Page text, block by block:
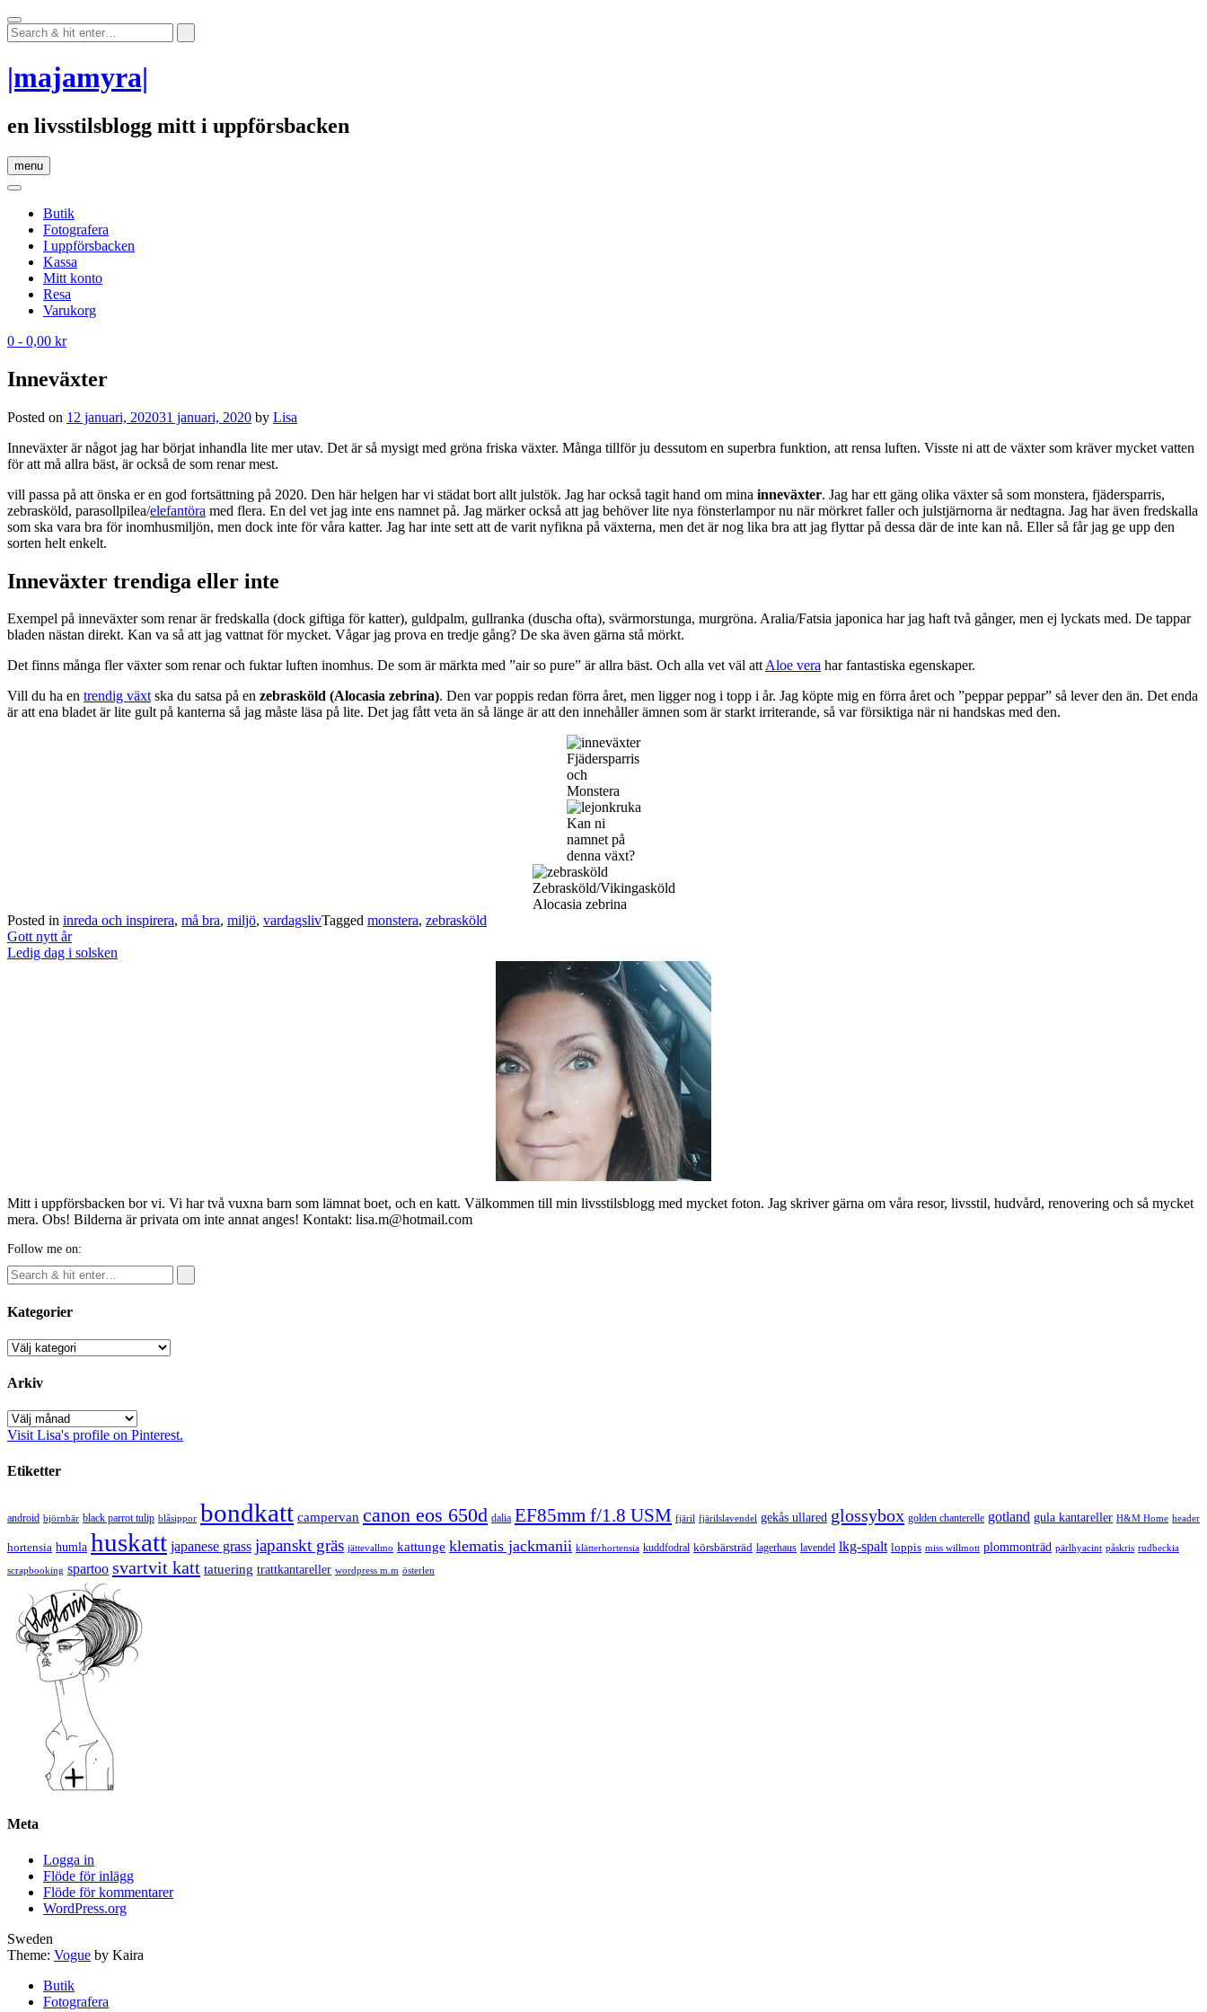
Skip
to
content
|majamyra|
en livsstilsblogg mitt i uppförsbacken
menu
Butik
Fotografera
I uppförsbacken
Kassa
Mitt konto
Resa
Varukorg
0 - 0,00 kr
Inneväxter
Posted on 12 januari, 202031 januari, 2020 by Lisa
Inneväxter är något jag har börjat inhandla lite mer utav. Det är så mysigt med gröna friska växter. Många tillför ju dessutom en superbra funktion, att rensa luften. Visste ni att de växter som kräver mycket vatten
för att må allra bäst, är också de som renar mest.
vill passa på att önska er en god fortsättning på 2020. Den här helgen har vi städat bort allt julstök. Jag har också tagit hand om mina inneväxter. Jag har ett gäng olika växter så som monstera, fjädersparris,
zebrasköld, parasollpilea/elefantöra med flera. En del vet jag inte ens namnet på. Jag märker också att jag behöver lite nya fönsterlampor nu när mörkret faller och julstjärnorna är nedtagna. Jag har även fredskalla
som ska vara bra för inomhusmiljön, men dock inte för våra katter. Jag har inte sett att de varit nyfikna på växterna, men det är nog lika bra att jag flyttar på dessa där de inte kan nå. Eller så får jag ge upp den
sorten helt enkelt.
Inneväxter trendiga eller inte
Exempel på inneväxter som renar är fredskalla (dock giftiga för katter), guldpalm, gullranka (duscha ofta), svärmorstunga, murgröna. Aralia/Fatsia japonica har jag haft två gånger, men ej lyckats med. De tappar
bladen nästan direkt. Kan va så att jag vattnat för mycket. Vågar jag prova en tredje gång? De ska även gärna stå mörkt.
Det finns många fler växter som renar och fuktar luften inomhus. De som är märkta med ”air so pure” är allra bäst. Och alla vet väl attAloe vera har fantastiska egenskaper.
Vill du ha en trendig växtska du satsa på en zebrasköld (Alocasia zebrina). Den var poppis redan förra året, men ligger nog i topp i år. Jag köpte mig en förra året och ”peppar peppar” så lever den än. Det enda
är att ena bladet är lite gult på kanterna så jag måste läsa på lite. Det jag fått veta än så länge är att den innehåller ämnen som är starkt irriterande, så var försiktiga när ni handskas med den.
Fjädersparris
och
Monstera
Kan ni
namnet på
denna växt?
Zebrasköld/Vikingasköld
Alocasia zebrina
Posted in inreda och inspirera, må bra, miljö, vardagslivTagged monstera, zebrasköld
Post
navigation
Gott nytt år
Ledig dag i solsken
Mitt i uppförsbacken bor vi. Vi har två vuxna barn som lämnat boet, och en katt. Välkommen till min livsstilsblogg med mycket foton. Jag skriver gärna om våra resor, livsstil, hudvård, renovering och så mycket
mera. Obs! Bilderna är privata om inte annat anges! Kontakt: lisa.m@hotmail.com
Follow me on:
Kategorier
Kategorier
Arkiv
Arkiv
Visit Lisa's profile on Pinterest.
Etiketter
android björnbär black parrot tulip blåsippor bondkatt campervan canon eos 650d dalia EF85mm f/1.8 USM fjäril fjärilslavendel gekås ullared glossybox golden chanterelle gotland gula kantareller H&M Home header
hortensia humla huskatt japanese grass japanskt gräs jättevallmo kattunge klematis jackmanii klätterhortensia kuddfodral körsbärsträd lagerhaus lavendel lkg-spalt loppis miss willmott plommonträd pärlhyacint påskris rudbeckia
scrapbooking spartoo svartvit katt tatuering trattkantareller wordpress m.m österlen
Meta
Logga in
Flöde för inlägg
Flöde för kommentarer
WordPress.org
Sweden
Theme: Vogue by Kaira
Butik
Fotografera